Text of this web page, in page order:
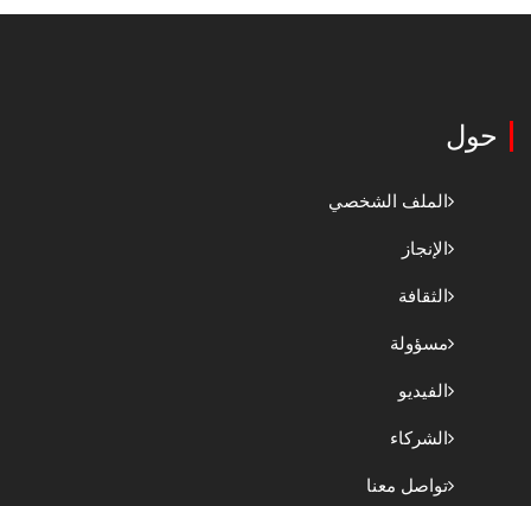
حول
الملف الشخصي
الإنجاز
الثقافة
مسؤولة
الفيديو
الشركاء
تواصل معنا